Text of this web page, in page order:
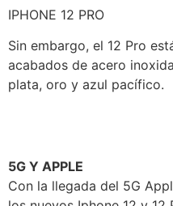
IPHONE 12 PRO
Sin embargo, el 12 Pro
acabados de acero
plata, oro y azul pacífico.
5G Y APPLE
Con la llegada del 5G